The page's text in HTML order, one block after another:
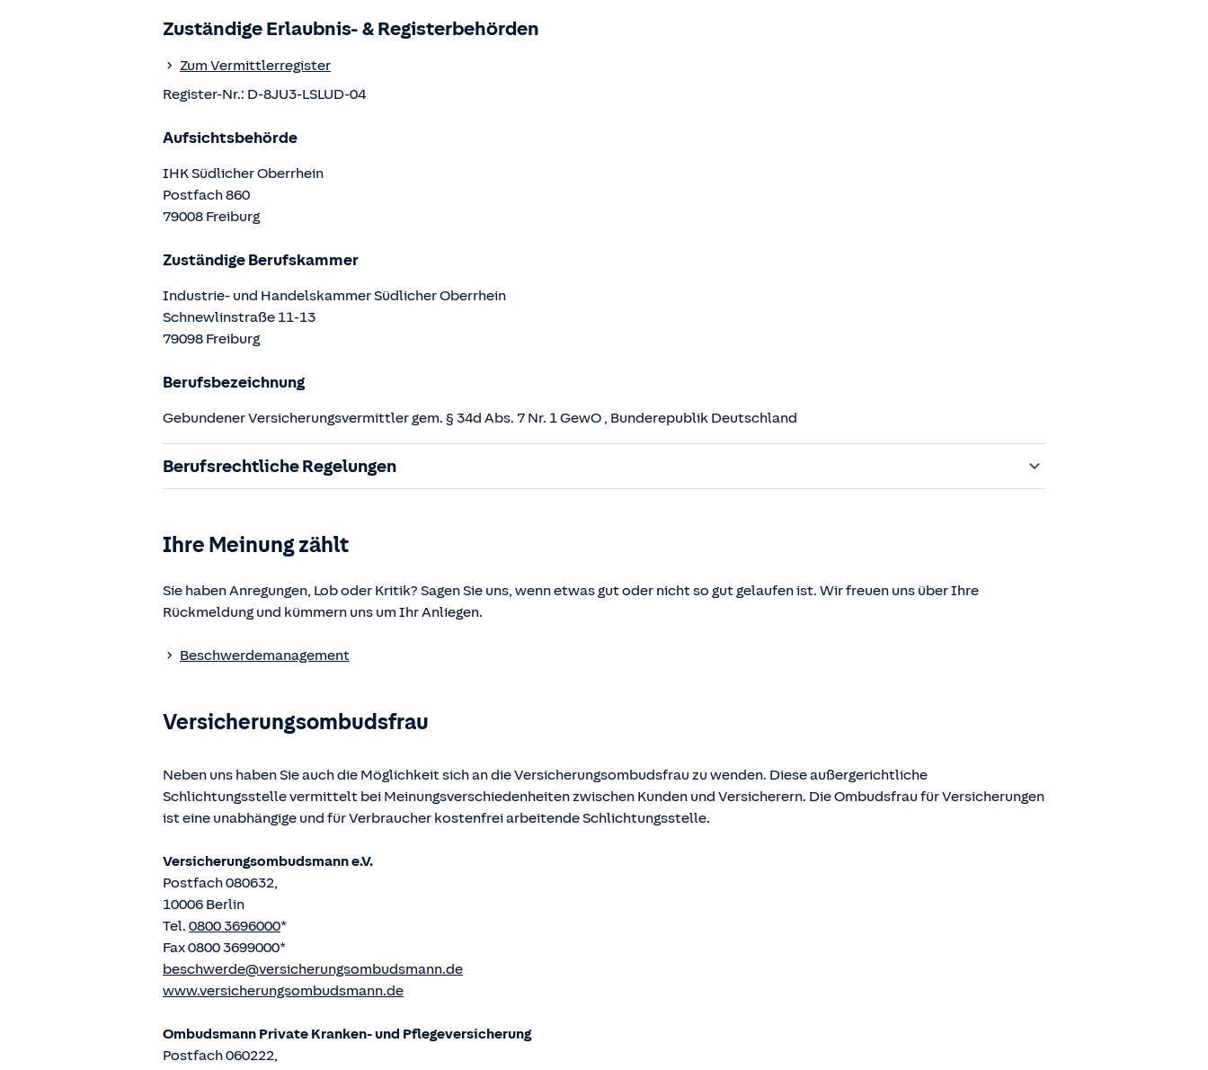
Zuständige Erlaubnis- & Registerbehörden
Zum Vermittlerregister
Register-Nr.: D-8JU3-LSLUD-04
Aufsichtsbehörde
IHK Südlicher Oberrhein
Postfach860
79008 Freiburg
Zuständige Berufskammer
Industrie- und Handelskammer Südlicher Oberrhein
Schnewlinstraße 11-13
79098 Freiburg
Berufsbezeichnung
Gebundener Versicherungsvermittler gem. § 34d Abs. 7 Nr. 1 GewO , Bunderepublik Deutschland
Berufsrechtliche Regelungen
§§ 59 – 68 Gesetz über den Versicherungsvertrag (VVG)
§ 48b Versicherungsaufsichtsgesetz (VAG)
Verordnung über die Versicherungsvermittlung und -beratung (VersVermV)
www.gesetze-im-internet.de
Ihre Meinung zählt
Sie haben Anregungen, Lob oder Kritik? Sagen Sie uns, wenn etwas gut oder nicht so gut gelaufen ist. Wir freuen uns über Ihre
Rückmeldung und kümmern uns um Ihr Anliegen.
Beschwerdemanagement
Versicherungsombudsfrau
Neben uns haben Sie auch die Möglichkeit sich an die Versicherungsombudsfrau zu wenden. Diese außergerichtliche
Schlichtungsstelle vermittelt bei Meinungsverschiedenheiten zwischen Kunden und Versicherern. Die Ombudsfrau für Versicherungen
ist eine unabhängige und für Verbraucher kostenfrei arbeitende Schlichtungsstelle.
Versicherungsombudsmann e.V.
Postfach 080632,
10006 Berlin
Tel. 0800 3696000*
Fax 0800 3699000*
beschwerde@versicherungsombudsmann.de
www.versicherungsombudsmann.de
Ombudsmann Private Kranken- und Pflege­versicherung
Postfach 060222,